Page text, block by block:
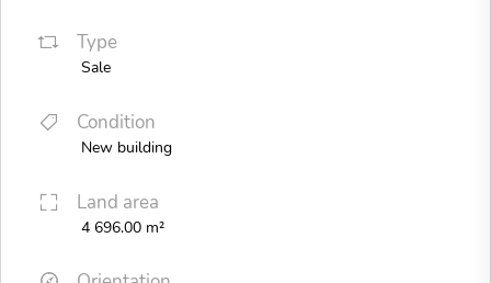
Type
Sale
Condition
New building
Land area
4 696.00 m²